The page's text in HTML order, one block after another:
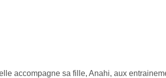
accompagne sa fille, Anahi, aux